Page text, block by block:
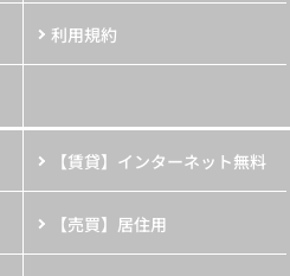
利用規約
【賃貸】インターネット無料
【売買】居住用